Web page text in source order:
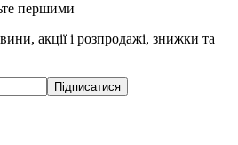
першими
акції і розпродажі, знижки та
Підписатися